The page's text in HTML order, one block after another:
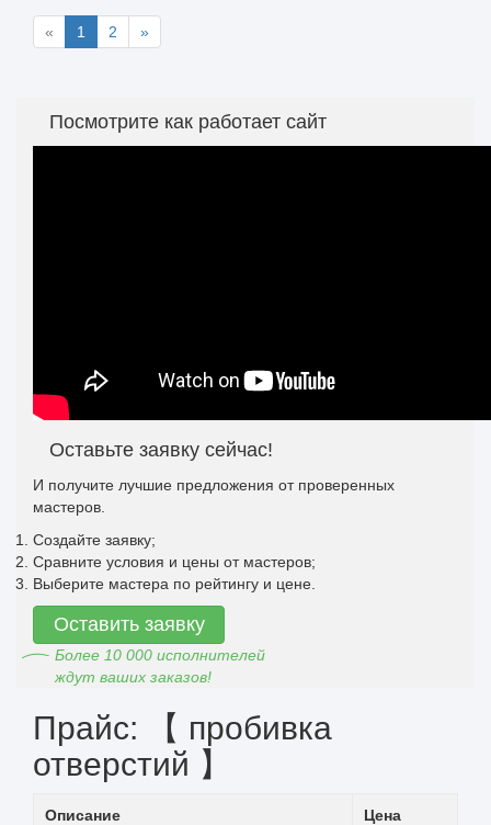
« 1 2 »
Посмотрите как работает сайт
Оставьте заявку сейчас!
И получите лучшие предложения от проверенных
мастеров.
Создайте заявку;
Сравните условия и цены от мастеров;
Выберите мастера по рейтингу и цене.
Оставить заявку
Более 10 000 исполнителей
ждут ваших заказов!
Прайс: 【 пробивка
отверстий 】
Описание Цена